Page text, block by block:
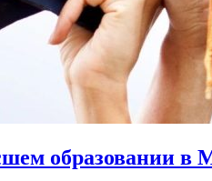
образовании в